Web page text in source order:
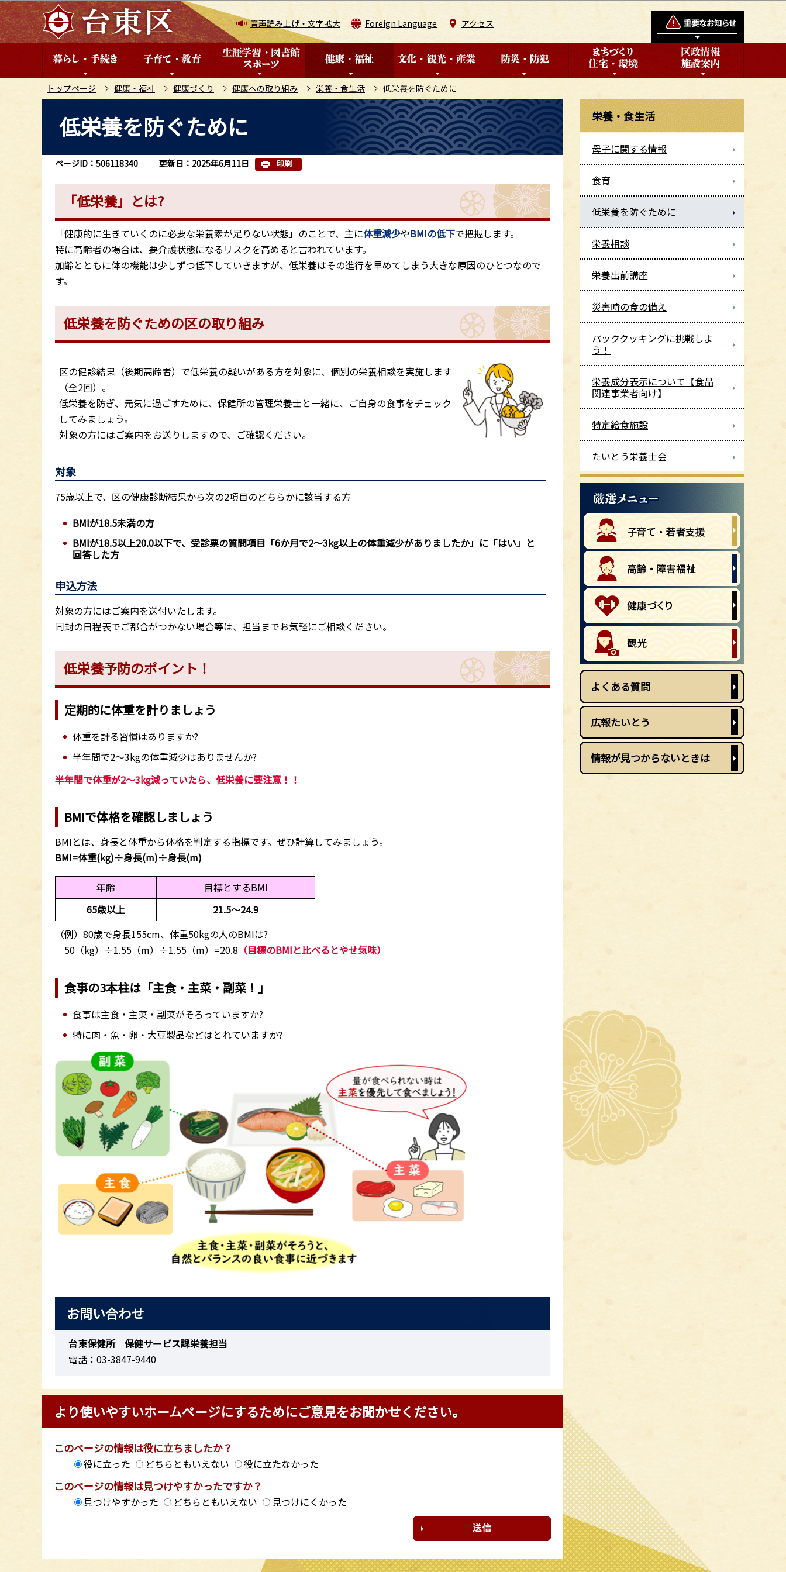
こ
の
ペ
音声読み上げ・文字拡大 Foreign Language アクセス
トップページ 健康・福祉 健康づくり 健康への取り組み 栄養・食生活 低栄養を防ぐために
こ
低栄養を防ぐために
ページID：506118340 更新日：2025年6月11日 印刷
「低栄養」とは?
「健康的に生きていくのに必要な栄養素が足りない状態」のことで、主に体重減少やBMIの低下で把握します。
特に高齢者の場合は、要介護状態になるリスクを高めると言われています。
加齢とともに体の機能は少しずつ低下していきますが、低栄養はその進行を早めてしまう大きな原因のひとつなので
す。
低栄養を防ぐための区の取り組み
区の健診結果（後期高齢者）で低栄養の疑いがある方を対象に、個別の栄養相談を実施します
（全2回）。
低栄養を防ぎ、元気に過ごすために、保健所の管理栄養士と一緒に、ご自身の食事をチェック
してみましょう。
対象の方にはご案内をお送りしますので、ご確認ください。
対象
75歳以上で、区の健康診断結果から次の2項目のどちらかに該当する方
BMIが18.5未満の方
BMIが18.5以上20.0以下で、受診票の質問項目「6か月で2～3kg以上の体重減少がありましたか」に「はい」と
回答した方
申込方法
対象の方にはご案内を送付いたします。
同封の日程表でご都合がつかない場合等は、担当までお気軽にご相談ください。
低栄養予防のポイント！
定期的に体重を計りましょう
体重を計る習慣はありますか?
半年間で2～3kgの体重減少はありませんか?
半年間で体重が2～3kg減っていたら、低栄養に要注意！！
BMIで体格を確認しましょう
BMIとは、身長と体重から体格を判定する指標です。ぜひ計算してみましょう。
BMI=体重(kg)÷身長(m)÷身長(m)
年齢
目標とするBMI
65歳以上
21.5～24.9
（例）80歳で身長155cm、体重50kgの人のBMIは?
50（kg）÷1.55（m）÷1.55（m）=20.8 （目標のBMIと比べるとやせ気味）
食事の3本柱は「主食・主菜・副菜！」
食事は主食・主菜・副菜がそろっていますか?
特に肉・魚・卵・大豆製品などはとれていますか?
お問い合わせ
台東保健所 保健サービス課栄養担当
電話：03-3847-9440
より使いやすいホームページにするためにご意見をお聞かせください。
このページの情報は役に立ちましたか？
役に立った どちらともいえない 役に立たなかった
このページの情報は見つけやすかったですか？
見つけやすかった どちらともいえない 見つけにくかった
栄養・食生活
母子に関する情報
食育
低栄養を防ぐために
栄養相談
栄養出前講座
災害時の食の備え
パッククッキングに挑戦しよ
う！
栄養成分表示について【食品
関連事業者向け】
特定給食施設
たいとう栄養士会
よくある質問
広報たいとう
情報が見つからないときは